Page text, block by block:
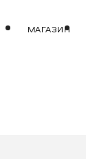
МАГАЗИН